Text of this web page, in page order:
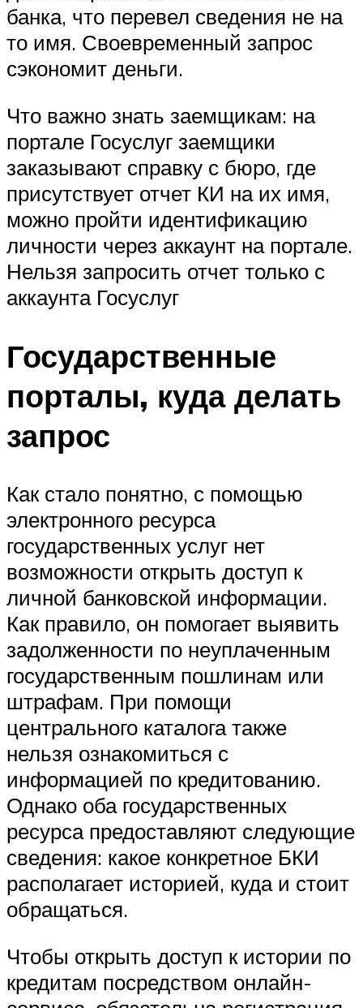
банка, что перевел сведения не на
то имя. Своевременный запрос
сэкономит деньги.
Что важно знать заемщикам: на
портале Госуслуг заемщики
заказывают справку с бюро, где
присутствует отчет КИ на их имя,
можно пройти идентификацию
личности через аккаунт на портале.
Нельзя запросить отчет только с
аккаунта Госуслуг
Государственные
порталы, куда делать
запрос
Как стало понятно, с помощью
электронного ресурса
государственных услуг нет
возможности открыть доступ к
личной банковской информации.
Как правило, он помогает выявить
задолженности по неуплаченным
государственным пошлинам или
штрафам. При помощи
центрального каталога также
нельзя ознакомиться с
информацией по кредитованию.
Однако оба государственных
ресурса предоставляют следующие
сведения: какое конкретное БКИ
располагает историей, куда и стоит
обращаться.
Чтобы открыть доступ к истории по
кредитам посредством онлайн-